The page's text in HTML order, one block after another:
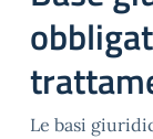
Le basi